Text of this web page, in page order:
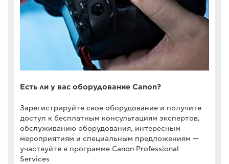
Есть ли у вас оборудование Canon?
Зарегистрируйте свое оборудование и получите
доступ к бесплатным консультациям экспертов,
обслуживанию оборудования, интересным
мероприятиям и специальным предложениям —
участвуйте в программе Canon Professional
Services